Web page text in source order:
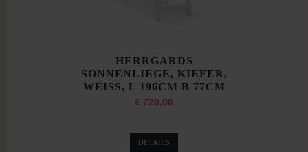
HERRGARDS
SONNENLIEGE, KIEFER,
WEISS, L 196CM B 77CM
€ 720,00
DETAILS